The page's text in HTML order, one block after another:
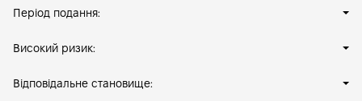
Період подання:
Високий ризик:
Відповідальне становище: